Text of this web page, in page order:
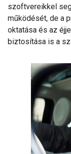
szoftvereikkel
működését, de a
oktatása és az
biztosítása is a